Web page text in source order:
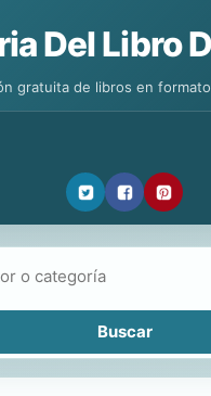
Del Libro
gratuita de libros en